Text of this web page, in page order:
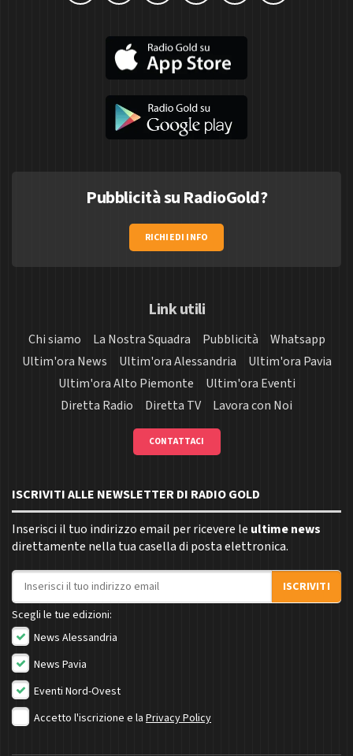
Pubblicità su RadioGold?
RICHIEDI INFO
Link utili
Chi siamo La Nostra Squadra Pubblicità
Whatsapp
Ultim'ora News
Ultim'ora Alessandria
Ultim'ora Pavia
Ultim'ora Alto Piemonte
Ultim'ora Eventi
Diretta Radio
Diretta TV Lavora con Noi
CONTATTACI
ISCRIVITI ALLE NEWSLETTER DI RADIO GOLD
Inserisci il tuo indirizzo email per ricevere le ultime news
direttamente nella tua casella di posta elettronica.
Indirizzo email
ISCRIVITI
Scegli le tue edizioni:
News Alessandria
News Pavia
Eventi Nord-Ovest
Accetto l'iscrizione e la Privacy Policy